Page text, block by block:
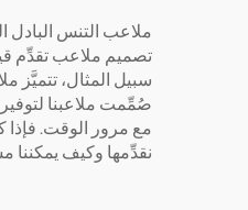
ملاعب التنس البادل
تصميم ملاعب تقدِّم
سبيل المثال، تتميَّز
صُمِّمت ملاعبنا
مع مرور الوقت. فإذا
نقدِّمها وكيف يمكننا